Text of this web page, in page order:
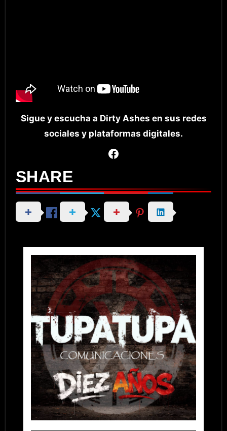
Sigue y escucha a Dirty Ashes en sus redes
sociales y plataformas digitales.
Facebook
SHARE